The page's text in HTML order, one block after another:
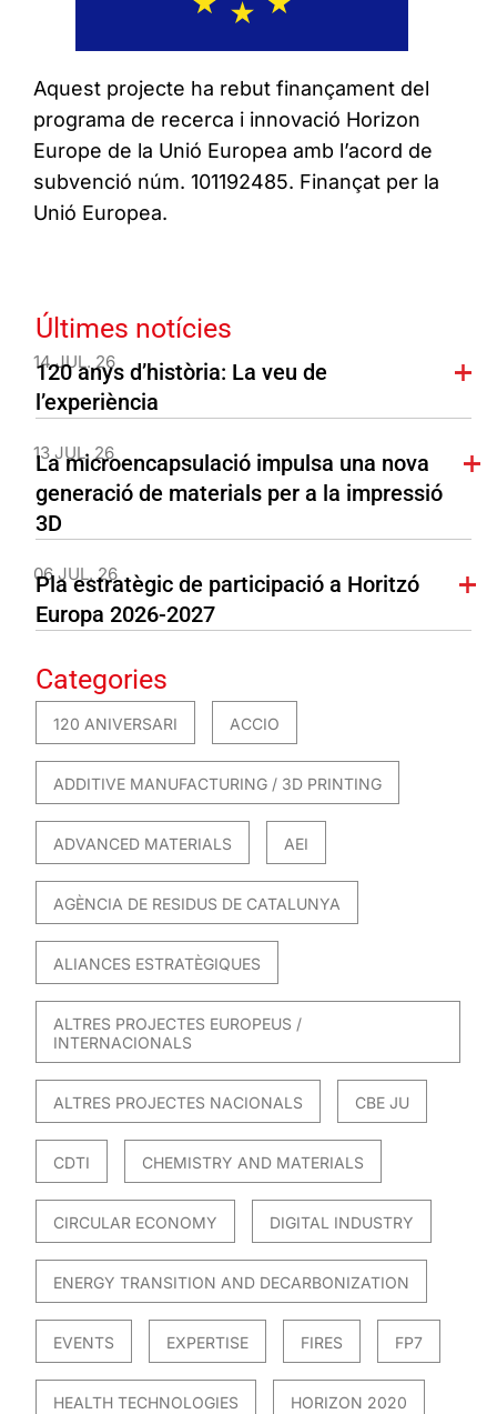
Aquest projecte ha rebut finançament del
programa de recerca i innovació Horizon
Europe de la Unió Europea amb l’acord de
subvenció núm. 101192485. Finançat per la
Unió Europea.
Últimes notícies
14 JUL. 26
120 anys d’història: La veu de
l’experiència
13 JUL. 26
La microencapsulació impulsa una nova
generació de materials per a la impressió
3D
06 JUL. 26
Pla estratègic de participació a Horitzó
Europa 2026-2027
Categories
120 ANIVERSARI ACCIO
ADDITIVE MANUFACTURING / 3D PRINTING
ADVANCED MATERIALS AEI
AGÈNCIA DE RESIDUS DE CATALUNYA
ALIANCES ESTRATÈGIQUES
ALTRES PROJECTES EUROPEUS /
INTERNACIONALS
ALTRES PROJECTES NACIONALS CBE JU
CDTI CHEMISTRY AND MATERIALS
CIRCULAR ECONOMY DIGITAL INDUSTRY
ENERGY TRANSITION AND DECARBONIZATION
EVENTS EXPERTISE FIRES FP7
HEALTH TECHNOLOGIES HORIZON 2020